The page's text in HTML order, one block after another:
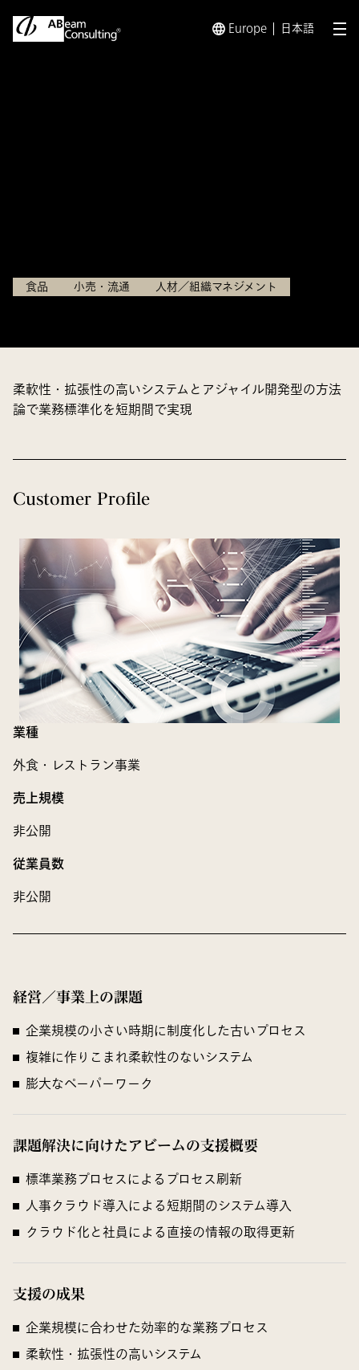
Europe 日本語 メ
食品 小売・流通 人材／組織マネジメント
柔軟性・拡張性の高いシステムとアジャイル開発型の方法
論で業務標準化を短期間で実現
Customer Profile
業種
外食・レストラン事業
売上規模
非公開
従業員数
非公開
経営／事業上の課題
企業規模の小さい時期に制度化した古いプロセス
複雑に作りこまれ柔軟性のないシステム
膨大なペーパーワーク
課題解決に向けたアビームの支援概要
標準業務プロセスによるプロセス刷新
人事クラウド導入による短期間のシステム導入
クラウド化と社員による直接の情報の取得更新
支援の成果
企業規模に合わせた効率的な業務プロセス
柔軟性・拡張性の高いシステム